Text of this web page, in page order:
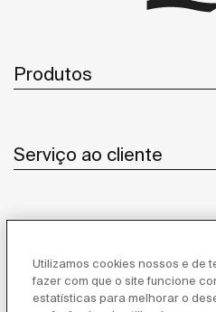
Produtos
Serviço ao cliente
Utilizamos cookies nossos e de
fazer com que o site funcione
estatísticas para melhorar o